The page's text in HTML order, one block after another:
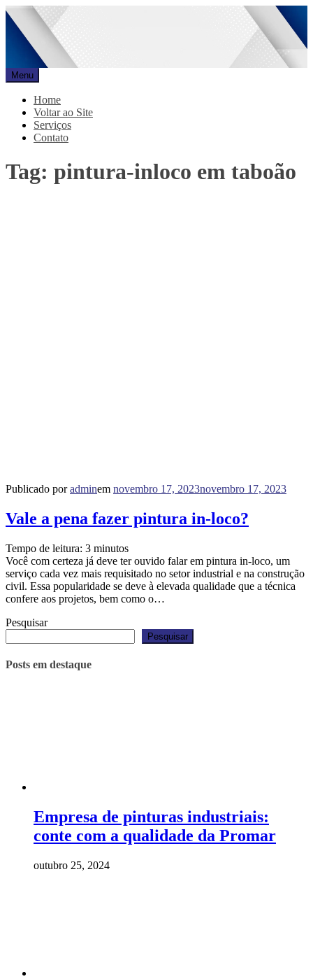
Pular
para
conteúdo
Promar
Blog
Menu
Home
Voltar ao Site
Serviços
Contato
Tag: pintura-inloco em taboão
Publicado poradminem novembro 17, 2023novembro 17, 2023
Vale a pena fazer pintura in-loco?
Tempo de leitura: 3 minutos
Você com certeza já deve ter ouvido falar em pintura in-loco, um
serviço cada vez mais requisitado no setor industrial e na construção
civil. Essa popularidade se deve à elevada qualidade que a técnica
confere aos projetos, bem como o…
Pesquisar
Pesquisar
Posts em destaque
Empresa de pinturas industriais:
conte com a qualidade da Promar
outubro 25, 2024